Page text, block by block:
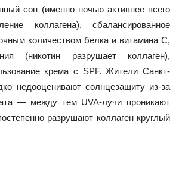
сон (именно ночью активнее всего
коллагена), сбалансированное
количеством белка и витамина С,
(никотин разрушает коллаген),
крема с SPF. Жители Санкт-
недооценивают солнцезащиту из-за
— между тем UVA-лучи проникают
разрушают коллаген круглый